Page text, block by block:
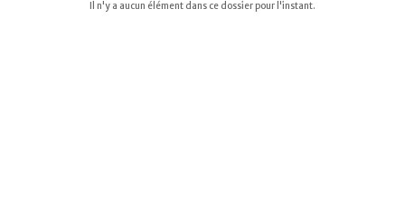
Il n'y a aucun élément dans ce dossier pour l'instant.